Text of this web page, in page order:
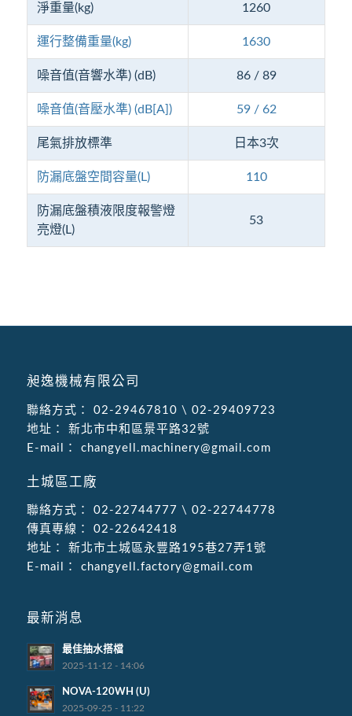
淨重量(kg) 1260
運行整備重量(kg) 1630
噪音值(音響水準) (dB) 86 / 89
噪音值(音壓水準) (dB[A]) 59 / 62
尾氣排放標準 日本3次
防漏底盤空間容量(L) 110
防漏底盤積液限度報警燈
亮燈(L)
53
昶逸機械有限公司
聯絡方式： 02-29467810 \ 02-29409723
地址：
新北市中和區景平路32號
E-mail：
changyell.machinery@gmail.com
土城區工廠
聯絡方式： 02-22744777 \ 02-22744778
傳真專線：
02-22642418
地址：
新北市土城區永豐路195巷27弄1號
E-mail：
changyell.factory@gmail.com
最新消息
最佳抽水搭檔
2025-11-12 - 14:06
NOVA-120WH (U)
2025-09-25 - 11:22